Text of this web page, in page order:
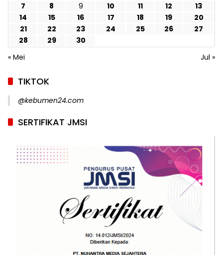
7
8 9 10 11 12
13
14
15 16 17 18 19
20
21
22 23 24 25 26
27
28
29
30
« Mei
Jul »
TIKTOK
@kebumen24.com
SERTIFIKAT JMSI